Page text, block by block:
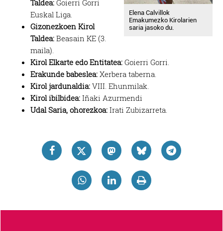
Elena Calvillok
Emakumezko Kirolarien
saria jasoko du.
Taldea: Goierri Gorri
Euskal Liga.
Gizonezkoen Kirol
Taldea: Beasain KE (3.
maila).
Kirol Elkarte edo Entitatea: Goierri Gorri.
Erakunde babeslea: Xerbera taberna.
Kirol jardunaldia: VIII. Ehunmilak.
Kirol ibilbidea: Iñaki Azurmendi
Udal Saria, ohorezkoa: Irati Zubizarreta.